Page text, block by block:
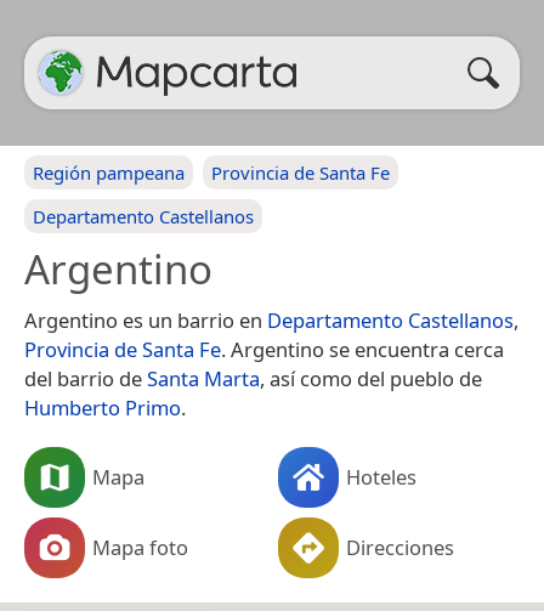
Región pampeana
Provincia de Santa Fe
Departamento Castellanos
Argentino
Argentino es un barrio en Departamento Castellanos,
Provincia de Santa Fe. Argentino se encuentra cerca
del barrio deSanta Marta, así como del pueblo de
Humberto Primo.
Mapa Hoteles
Mapa foto Direcciones